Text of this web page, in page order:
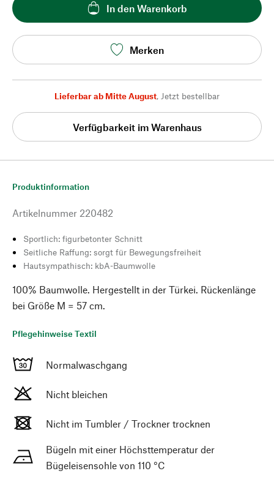
In den Warenkorb
Merken
Lieferbar ab Mitte August, Jetzt bestellbar
Verfügbarkeit im Warenhaus
Produktinformation
Artikelnummer 220482
Sportlich: figurbetonter Schnitt
Seitliche Raffung: sorgt für Bewegungsfreiheit
Hautsympathisch: kbA-Baumwolle
100% Baumwolle. Hergestellt in der Türkei. Rückenlänge
bei Größe M = 57 cm.
Pflegehinweise Textil
Normalwaschgang
Nicht bleichen
Nicht im Tumbler / Trockner trocknen
Bügeln mit einer Höchsttemperatur der
Bügeleisensohle von 110 °C